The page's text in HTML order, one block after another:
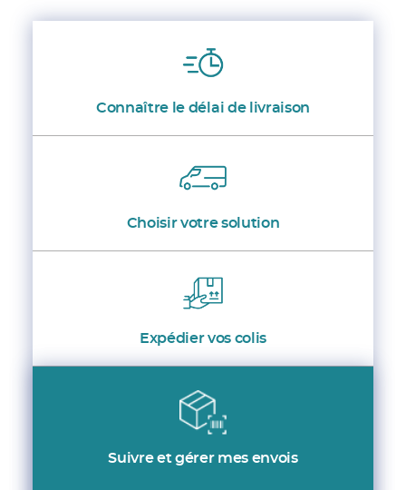
Connaître le délai de livraison
Choisir votre solution
Expédier vos colis
Suivre et gérer mes envois